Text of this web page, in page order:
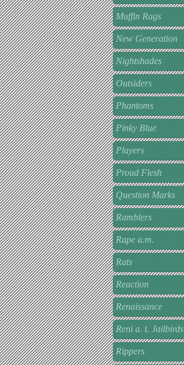
Muffin Rags
New Generation
Nightshades
Outsiders
Phantoms
Pinky Blue
Players
Proud Flesh
Question Marks
Ramblers
Rape a.m.
Rats
Reaction
Renaissance
Reni a. t. Jailbirds
Rippers